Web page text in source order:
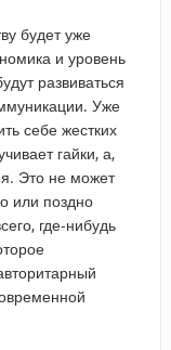
будет уже
и уровень
развиваться
Уже
себе жестких
гайки, а,
Это не может
или поздно
где-нибудь